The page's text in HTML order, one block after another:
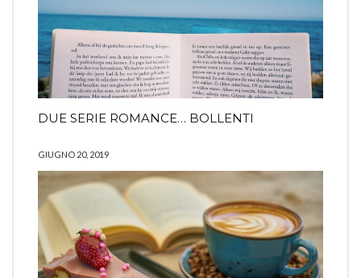
DUE SERIE ROMANCE… BOLLENTI
GIUGNO 20, 2019